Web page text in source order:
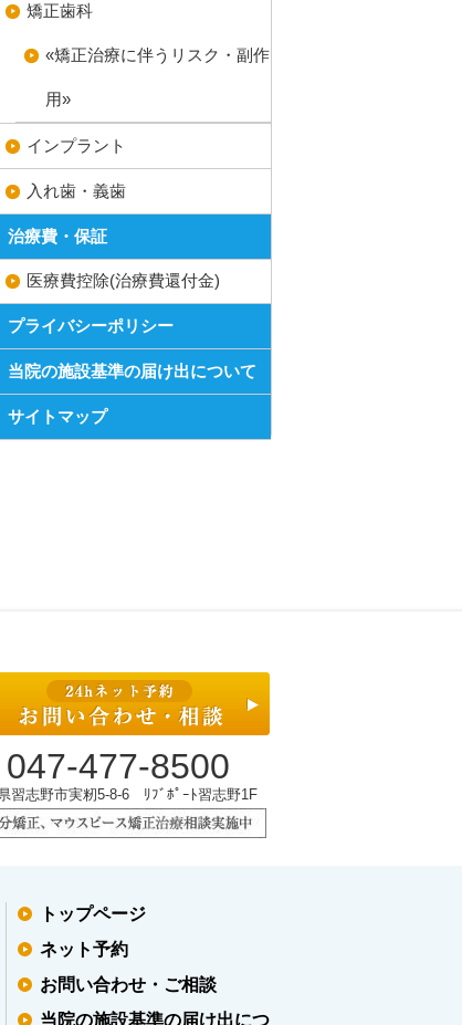
矯正歯科
«矯正治療に伴うリスク・副作
用»
インプラント
入れ歯・義歯
治療費・保証
医療費控除(治療費還付金)
プライバシーポリシー
当院の施設基準の届け出について
サイトマップ
047-477-8500
習志野市実籾5-8-6 ﾘﾌﾞﾎﾟｰﾄ習志野1F
トップページ
ネット予約
お問い合わせ・ご相談
当院の施設基準の届け出につ